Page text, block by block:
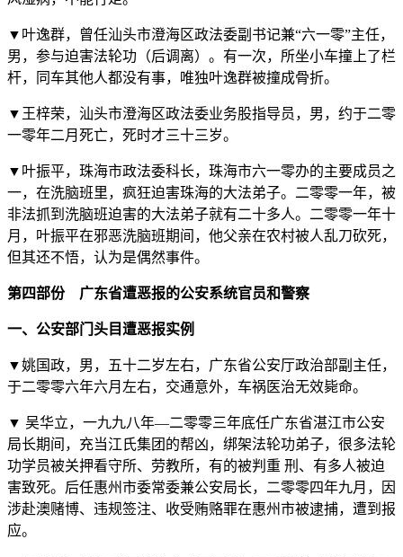
▼叶逸群，曾任汕头市澄海区政法委副书记兼“六一零”主任，
男，参与迫害法轮功（后调离）。有一次，所坐小车撞上了栏
杆，同车其他人都没有事，唯独叶逸群被撞成骨折。
▼王梓荣，汕头市澄海区政法委业务股指导员，男，约于二零
一零年二月死亡，死时才三十三岁。
▼叶振平，珠海市政法委科长，珠海市六一零办的主要成员之
一，在洗脑班里，疯狂迫害珠海的大法弟子。二零零一年，被
非法抓到洗脑班迫害的大法弟子就有二十多人。二零零一年十
月，叶振平在邪恶洗脑班期间，他父亲在农村被人乱刀砍死，
但其还不悟，认为是偶然事件。
第四部份 广东省遭恶报的公安系统官员和警察
一、公安部门头目遭恶报实例
▼姚国政，男，五十二岁左右，广东省公安厅政治部副主任，
于二零零六年六月左右，交通意外，车祸医治无效毙命。
▼ 吴华立，一九九八年—二零零三年底任广东省湛江市公安
局长期间，充当江氏集团的帮凶，绑架法轮功弟子，很多法轮
功学员被关押看守所、劳教所，有的被判重 刑、有多人被迫
害致死。后任惠州市委常委兼公安局长，二零零四年九月，因
涉赴澳赌博、违规签注、收受贿赂罪在惠州市被逮捕，遭到报
应。